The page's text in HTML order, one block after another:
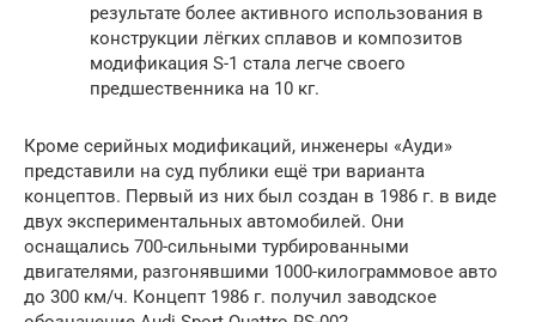
результате более активного использования в
конструкции лёгких сплавов и композитов
модификация S-1 стала легче своего
предшественника на 10 кг.
Кроме серийных модификаций, инженеры «Ауди»
представили на суд публики ещё три варианта
концептов. Первый из них был создан в 1986 г. в виде
двух экспериментальных автомобилей. Они
оснащались 700-сильными турбированными
двигателями, разгонявшими 1000-килограммовое авто
до 300 км/ч. Концепт 1986 г. получил заводское